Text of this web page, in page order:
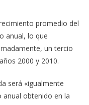
promedio del
anual, lo que
un tercio
2000 y 2010.
será «igualmente
anual obtenido en la